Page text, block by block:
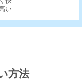
い
方法